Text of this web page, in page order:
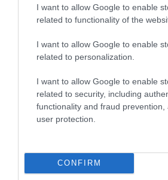
I want to allow Google to enable
related to functionality of the
I want to allow Google to enable
related to personalization.
I want to allow Google to enable
related to security, including
functionality and fraud prevention,
user protection.
CONFIRM
Még több érdekesség!A
próbálnak rájönni, hogy vajon
Vénuszon